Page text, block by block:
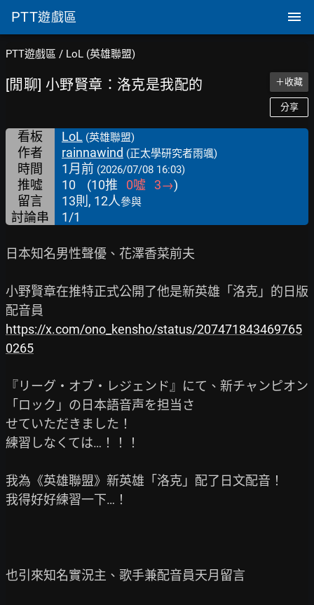
PTT遊戲區
PTT遊戲區 / LoL (英雄聯盟)
[閒聊] 小野賢章：洛克是我配的 ＋收藏
分享
看板 LoL (英雄聯盟)
作者 rainnawind (正太學研究者雨颯)
時間 1月前 (2026/07/08 16:03)
推噓 10 (10推 0噓 3→)
留言
13則, 12人參與
討論串 1/1
日本知名男性聲優、花澤香菜前夫
小野賢章在推特正式公開了他是新英雄「洛克」的日版
https://x.com/ono_kensho/status/207471843469765
0265
『リーグ・オブ・レジェンド』にて、新チャンピオン
「ロック」の日本語音声を担当さ
せていただきました！
練習しなくては…！！！
我為《英雄聯盟》新英雄「洛克」配了日文配音！
我得好好練習一下…！
也引來知名實況主、歌手兼配音員天月留言